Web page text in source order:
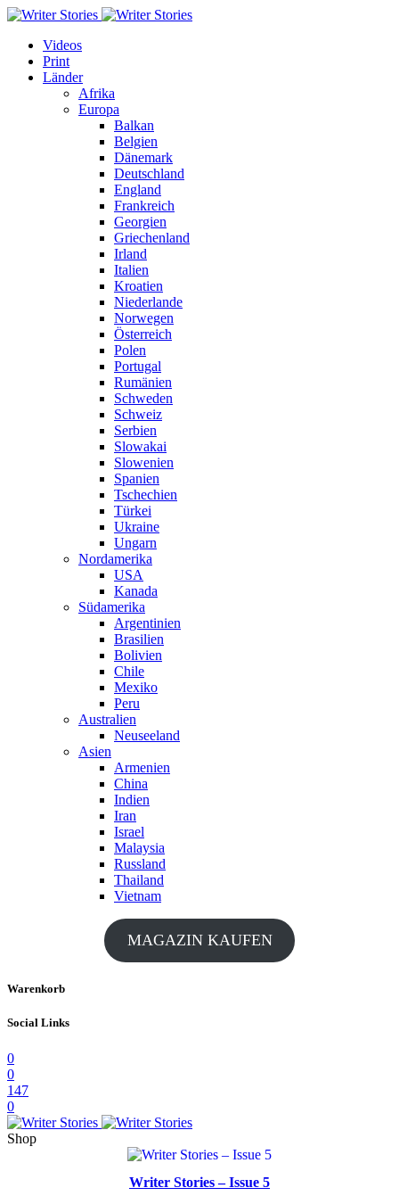
Videos
Print
Länder
Afrika
Europa
Balkan
Belgien
Dänemark
Deutschland
England
Frankreich
Georgien
Griechenland
Irland
Italien
Kroatien
Niederlande
Norwegen
Österreich
Polen
Portugal
Rumänien
Schweden
Schweiz
Serbien
Slowakai
Slowenien
Spanien
Tschechien
Türkei
Ukraine
Ungarn
Nordamerika
USA
Kanada
Südamerika
Argentinien
Brasilien
Bolivien
Chile
Mexiko
Peru
Australien
Neuseeland
Asien
Armenien
China
Indien
Iran
Israel
Malaysia
Russland
Thailand
Vietnam
MAGAZIN KAUFEN
Warenkorb
Social Links
0
0
147
0
Shop
Writer Stories – Issue 5